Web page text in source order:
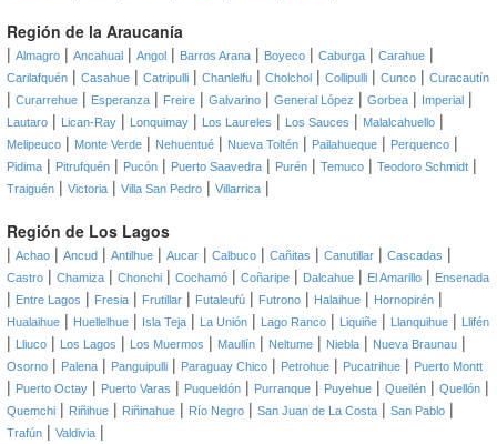
Región de la Araucanía
| Almagro | Ancahual | Angol | Barros Arana | Boyeco | Caburga | Carahue |
Carilafquén | Casahue | Catripulli | Chanlelfu | Cholchol | Collipulli | Cunco | Curacautín
| Curarrehue | Esperanza | Freire | Galvarino | General López | Gorbea | Imperial |
Lautaro | Lican-Ray | Lonquimay | Los Laureles | Los Sauces | Malalcahuello |
Melipeuco | Monte Verde | Nehuentué | Nueva Toltén | Pailahueque | Perquenco |
Pidima | Pitrufquén | Pucón | Puerto Saavedra | Purén | Temuco | Teodoro Schmidt |
Traiguén | Victoria | Villa San Pedro | Villarrica |
Región de Los Lagos
| Achao | Ancud | Antilhue | Aucar | Calbuco | Cañitas | Canutillar | Cascadas |
Castro | Chamiza | Chonchi | Cochamó | Coñaripe | Dalcahue | El Amarillo | Ensenada
| Entre Lagos | Fresia | Frutillar | Futaleufú | Futrono | Halaihue | Hornopirén |
Hualaihue | Huellelhue | Isla Teja | La Unión | Lago Ranco | Liquiñe | Llanquihue | Llifén
| Lliuco | Los Lagos | Los Muermos | Maullín | Neltume | Niebla | Nueva Braunau |
Osorno | Palena | Panguipulli | Paraguay Chico | Petrohue | Pucatrihue | Puerto Montt
| Puerto Octay | Puerto Varas | Puqueldón | Purranque | Puyehue | Queilén | Quellón |
Quemchi | Riñihue | Riñinahue | Río Negro | San Juan de La Costa | San Pablo |
Trafún | Valdivia |